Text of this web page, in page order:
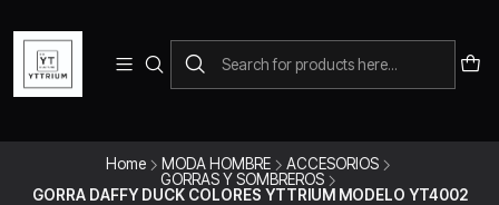
Para pedidos telefonicos puedes comunicarte con el wsap
+573228452138
Home MODA HOMBRE
ACCESORIOS
GORRAS Y SOMBREROS
GORRA DAFFY DUCK COLORES YTTRIUM MODELO YT4002